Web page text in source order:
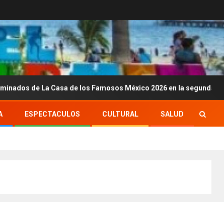
Casa de los Famosos México 2026 en la segunda semana
ESPECTACULOS CULTURAL SALUD